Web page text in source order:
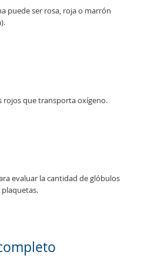
a puedeser rosa, rojao marrón
).
rojosquetransportaoxígeno.
raevaluar lacantidad deglóbulos
plaquetas.